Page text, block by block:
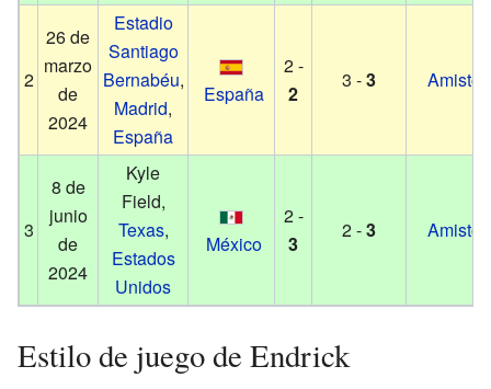
2
26 de
marzo
de
2024
Estadio
Santiago
Bernabéu,
Madrid,
España
España
2 -
2
3 -3
3
8 de
junio
de
2024
Kyle
Field,
Texas,
Estados
Unidos
México
2 -
3
2 -3
Estilo de juego de Endrick